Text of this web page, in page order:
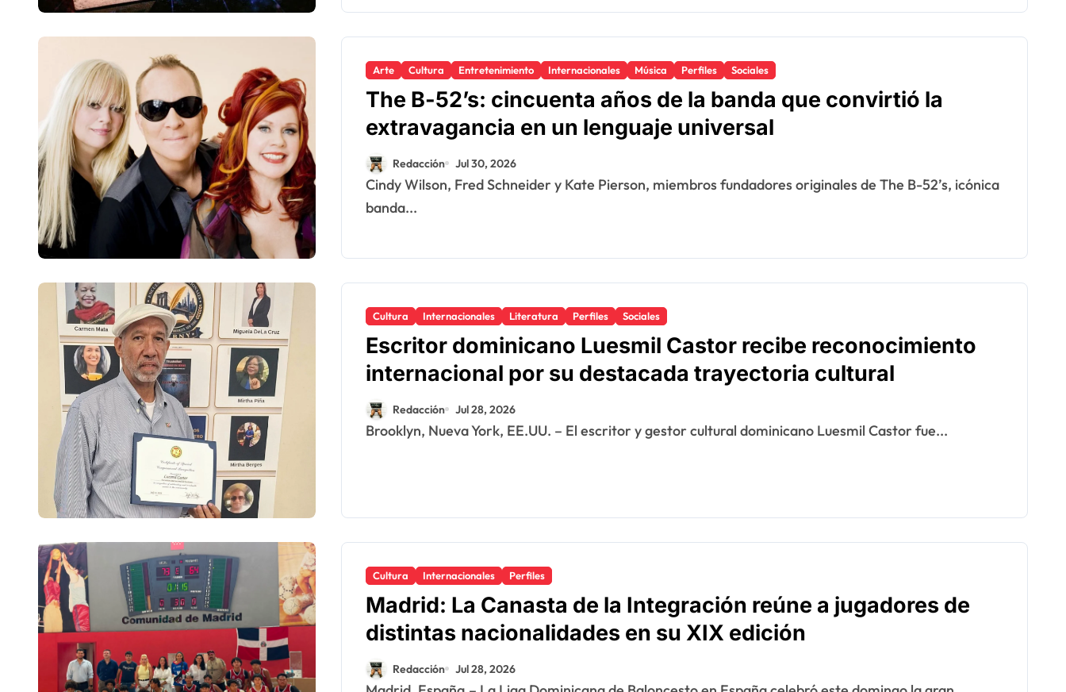
Arte Cultura Entretenimiento Internacionales Música Perfiles Sociales
The B-52’s: cincuenta años de la banda que convirtió la
extravagancia en un lenguaje universal
Redacción Jul 30, 2026
Cindy Wilson, Fred Schneider y Kate Pierson, miembros fundadores originales de The B-52’s, icónica
banda...
Cultura Internacionales Literatura Perfiles Sociales
Escritor dominicano Luesmil Castor recibe reconocimiento
internacional por su destacada trayectoria cultural
Redacción Jul 28, 2026
Brooklyn, Nueva York, EE.UU. – El escritor y gestor cultural dominicano Luesmil Castor fue...
Cultura Internacionales Perfiles
Madrid: La Canasta de la Integración reúne a jugadores de
distintas nacionalidades en su XIX edición
Redacción Jul 28, 2026